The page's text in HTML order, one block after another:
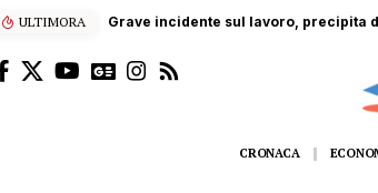
ULTIMORA Grave incidente sul lavoro, precipita
CRONACA